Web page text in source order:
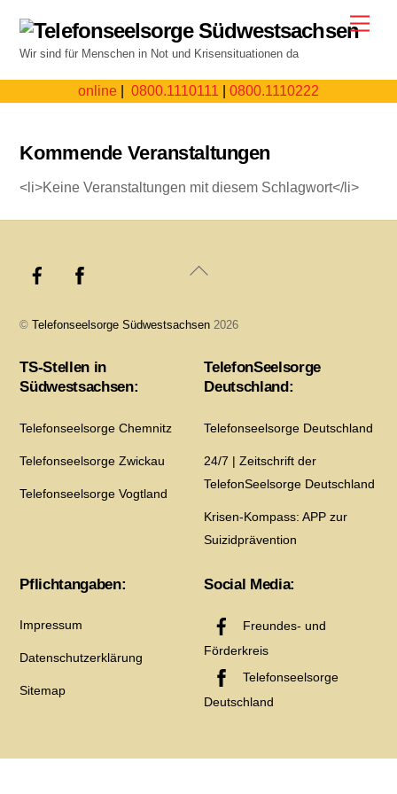
content
Wir sind für Menschen in Not und Krisensituationen da
online 0800.1110111 0800.1110222
Kommende Veranstaltungen
<li>Keine Veranstaltungen mit diesem Schlagwort</li>
Back
©Telefonseelsorge Südwestsachsen 2026
TS-Stellen in
Südwestsachsen:
Telefonseelsorge Chemnitz
Telefonseelsorge Zwickau
Telefonseelsorge Vogtland
TelefonSeelsorge
Deutschland:
Telefonseelsorge Deutschland
24/7 | Zeitschrift der
TelefonSeelsorge Deutschland
Krisen-Kompass: APP zur
Suizidprävention
Pflichtangaben:
Impressum
Datenschutzerklärung
Sitemap
Social Media:
Freundes- und
Förderkreis
Telefonseelsorge
Deutschland